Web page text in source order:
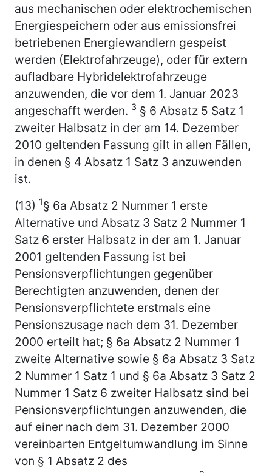
aus mechanischen oder elektrochemischen
Energiespeichern oder aus emissionsfrei
betriebenen Energiewandlern gespeist
werden (Elektrofahrzeuge), oder für extern
aufladbare Hybridelektrofahrzeuge
anzuwenden, die vor dem 1. Januar 2023
angeschafft werden. 3 § 6 Absatz 5 Satz 1
zweiter Halbsatz in der am 14. Dezember
2010 geltenden Fassung gilt in allen Fällen,
in denen § 4 Absatz 1 Satz 3 anzuwenden
ist.
(13) 1§ 6a Absatz 2 Nummer 1 erste
Alternative und Absatz 3 Satz 2 Nummer 1
Satz 6 erster Halbsatz in der am 1. Januar
2001 geltenden Fassung ist bei
Pensionsverpflichtungen gegenüber
Berechtigten anzuwenden, denen der
Pensionsverpflichtete erstmals eine
Pensionszusage nach dem 31. Dezember
2000 erteilt hat; § 6a Absatz 2 Nummer 1
zweite Alternative sowie § 6a Absatz 3 Satz
2 Nummer 1 Satz 1 und § 6a Absatz 3 Satz 2
Nummer 1 Satz 6 zweiter Halbsatz sind bei
Pensionsverpflichtungen anzuwenden, die
auf einer nach dem 31. Dezember 2000
vereinbarten Entgeltumwandlung im Sinne
von § 1 Absatz 2 des